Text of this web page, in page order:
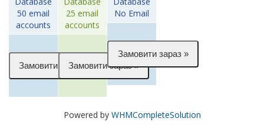
50 email
accounts
25 email
accounts
No Email
Powered by WHMCompleteSolution